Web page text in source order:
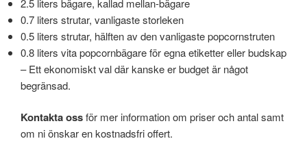
0.7 liters strutar, vanligaste storleken
0.5 liters strutar, hälften av den vanligaste popcornstruten
0.8 liters vita popcornbägare för egna etiketter eller budskap
– Ett ekonomiskt val där kanske er budget är något
begränsad.
Kontakta ossför mer information om priser och antal samt
om ni önskar en kostnadsfri offert.